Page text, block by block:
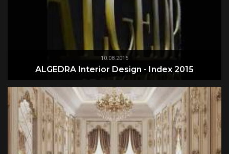
10.08.2015
ALGEDRA Interior Design - Index 2015